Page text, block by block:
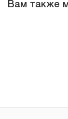
Вам также